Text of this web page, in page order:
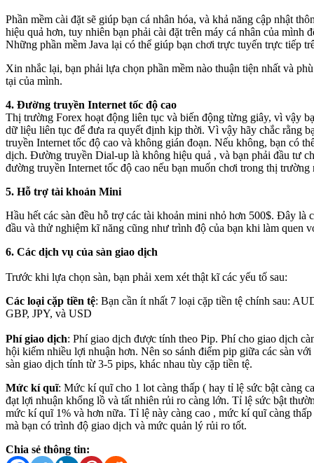
Phần mềm cài đặt sẽ giúp bạn cá nhân hóa, và khả năng cập nhật
hiệu quả hơn, tuy nhiên bạn phải cài đặt trên máy cá nhân của mình
Những phần mềm Java lại có thể giúp bạn chơi trực tuyến trực tiếp
Xin nhắc lại, bạn phải lựa chọn phần mềm nào thuận tiện nhất và
tại của mình.
4. Đường truyền Internet tốc độ cao
Thị trường Forex hoạt động liên tục và biến động từng giây, vì vậy
dữ liệu liên tục để đưa ra quyết định kịp thời. Vì vậy hãy chắc rằng
truyền Internet tốc độ cao và không gián đoạn. Nếu không, bạn có
dịch. Đường truyền Dial-up là không hiệu quả , và bạn phải đầu tư
đường truyền Internet tốc độ cao nếu bạn muốn chơi trong thị trường
5. Hỗ trợ tài khoản Mini
Hầu hết các sàn đều hỗ trợ các tài khoản mini nhỏ hơn 500$. Đây là
đầu và thử nghiệm kĩ năng cũng như trình độ của bạn khi làm quen
6. Các dịch vụ của sàn giao dịch
Trước khi lựa chọn sàn, bạn phải xem xét thật kĩ các yếu tố sau:
Các loại cặp tiền tệ: Bạn cần ít nhất 7 loại cặp tiền tệ chính sau:
GBP, JPY, và USD
Phí giao dịch: Phí giao dịch được tính theo Pip. Phí cho giao dịch
hội kiếm nhiều lợi nhuận hơn. Nên so sánh điểm pip giữa các sàn
sàn giao dịch tính từ 3-5 pips, khác nhau tùy cặp tiền tệ.
Mức kí quĩ: Mức kí quĩ cho 1 lot càng thấp ( hay tỉ lệ sức bật càng
đạt lợi nhuận khổng lồ và tất nhiên rủi ro càng lớn. Tỉ lệ sức bật
mức kí quĩ 1% và hơn nữa. Tỉ lệ này càng cao , mức kí quĩ càng
mà bạn có trình độ giao dịch và mức quản lý rủi ro tốt.
Chia sẻ thông tin: